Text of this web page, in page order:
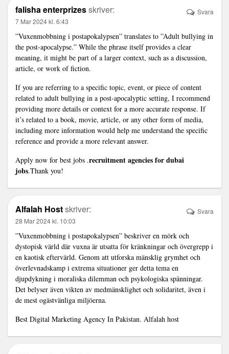
falisha enterprizesskriver:
7 Mar 2024 kl. 6:43
”Vuxenmobbning i postapokalypsen” translates to ”Adult bullying in
the post-apocalypse.” While the phrase itself provides a clear
meaning, it might be part of a larger context, such as a discussion,
article, or work of fiction.
If you are referring to a specific topic, event, or piece of content
related to adult bullying in a post-apocalyptic setting, I recommend
providing more details or context for a more accurate response. If
it’s related to a book, movie, article, or any other form of media,
including more information would help me understand the specific
reference and provide a more relevant answer.
Apply now for best jobs .recruitment agencies for dubai
jobs.Thank you!
Svara
Alfalah Hostskriver:
28 Mar 2024 kl. 10:03
”Vuxenmobbning i postapokalypsen” beskriver en mörk och
dystopisk värld där vuxna är utsatta för kränkningar och övergrepp i
en kaotisk eftervärld. Genom att utforska mänsklig grymhet och
överlevnadskamp i extrema situationer ger detta tema en
djupdykning i moraliska dilemman och psykologiska spänningar.
Det belyser även vikten av medmänsklighet och solidaritet, även i
de mest ogästvänliga miljöerna.
Best Digital Marketing Agency In Pakistan. Alfalah host
Svara